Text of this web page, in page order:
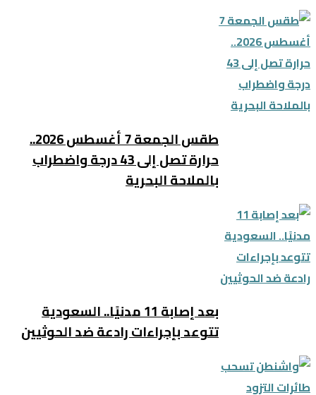
طقس الجمعة 7 أغسطس 2026..
حرارة تصل إلى 43 درجة واضطراب
بالملاحة البحرية
بعد إصابة 11 مدنيًا.. السعودية
تتوعد بإجراءات رادعة ضد الحوثيين